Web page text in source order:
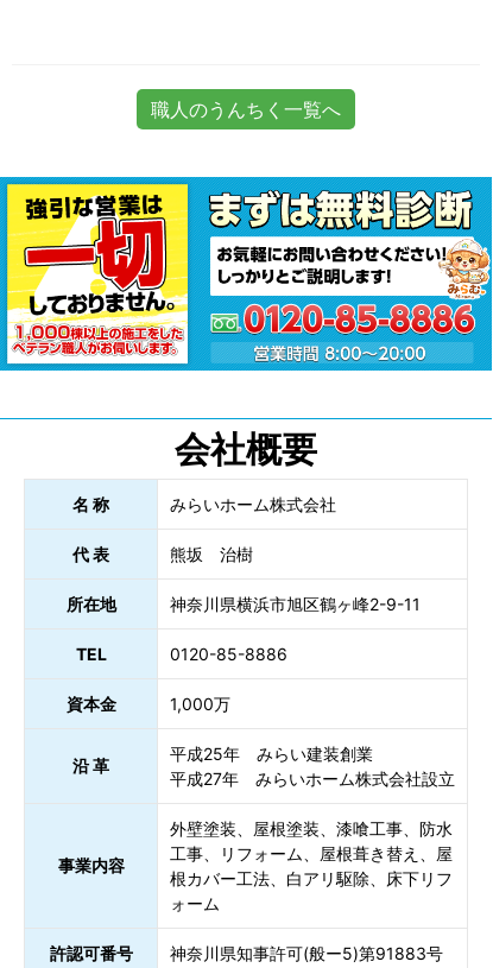
職人のうんちく一覧へ
会社概要
名 称 みらいホーム株式会社
代 表 熊坂 治樹
所在地 神奈川県横浜市旭区鶴ヶ峰2-9-11
TEL 0120-85-8886
資本金 1,000万
沿 革
平成25年 みらい建装創業
平成27年 みらいホーム株式会社設立
事業内容
外壁塗装、屋根塗装、漆喰工事、防水
工事、リフォーム、屋根葺き替え、屋
根カバー工法、白アリ駆除、床下リフ
ォーム
許認可番号 神奈川県知事許可(般ー5)第91883号